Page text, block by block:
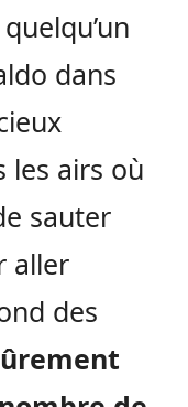
dans
les airs où
sauter
aller
des